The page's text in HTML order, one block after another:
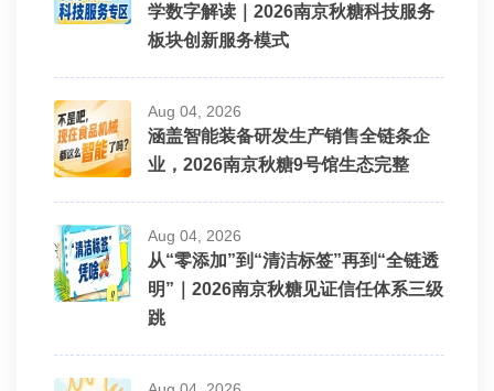
学数字解读｜2026南京秋糖科技服务
板块创新服务模式
Aug 04, 2026
涵盖智能装备研发生产销售全链条企
业，2026南京秋糖9号馆生态完整
Aug 04, 2026
从“零添加”到“清洁标签”再到“全链透
明”｜2026南京秋糖见证信任体系三级
跳